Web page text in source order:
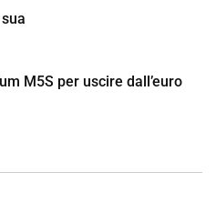
M5S per uscire dall’euro